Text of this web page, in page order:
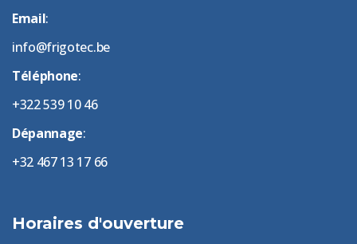
Email:
info@frigotec.be
Téléphone:
+322 539 10 46
Dépannage:
+32 467 13 17 66
Horaires d'ouverture